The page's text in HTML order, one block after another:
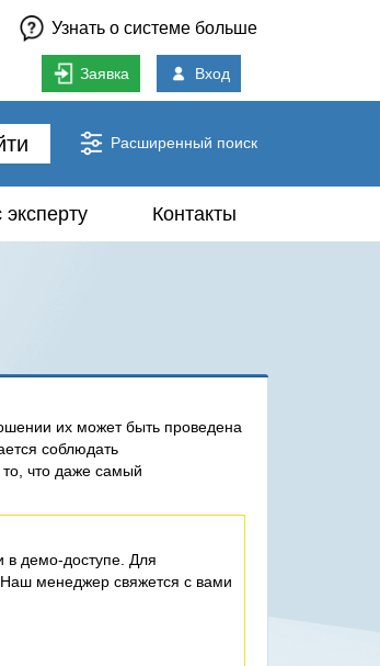
Узнать о системе больше
Заявка Вход
Расширенный поиск
Контакты
их может быть проведена
соблюдать
что даже самый
демо-доступе. Для
менеджер свяжется с вами